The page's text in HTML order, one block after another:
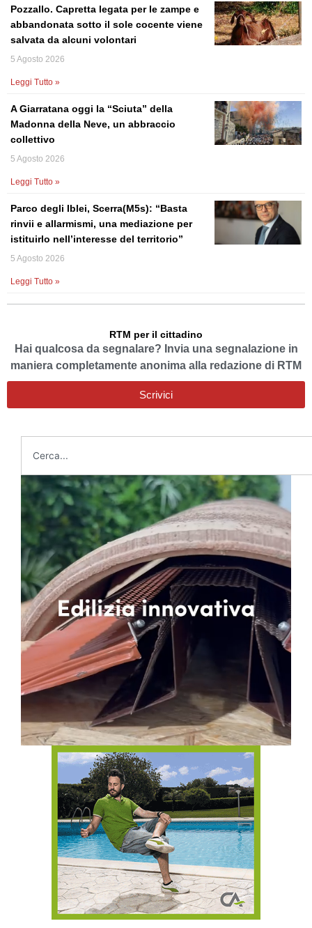
Pozzallo. Capretta legata per le zampe e
abbandonata sotto il sole cocente viene
salvata da alcuni volontari
5 Agosto 2026
Leggi Tutto »
A Giarratana oggi la “Sciuta” della
Madonna della Neve, un abbraccio
collettivo
5 Agosto 2026
Leggi Tutto »
Parco degli Iblei, Scerra(M5s): “Basta
rinvii e allarmismi, una mediazione per
istituirlo nell’interesse del territorio”
5 Agosto 2026
Leggi Tutto »
RTM per il cittadino
Hai qualcosa da segnalare? Invia una segnalazione in
maniera completamente anonima alla redazione di RTM
Scrivici